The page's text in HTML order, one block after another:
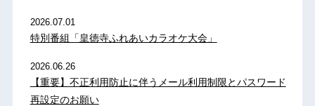
2026.07.01
特別番組「皇徳寺ふれあいカラオケ大会」
2026.06.26
【重要】不正利用防止に伴うメール利用制限とパスワード
再設定のお願い